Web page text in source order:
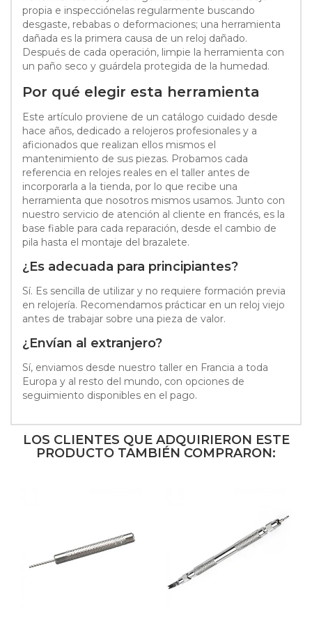
propia e inspecciónelas regularmente buscando
desgaste, rebabas o deformaciones; una herramienta
dañada es la primera causa de un reloj dañado.
Después de cada operación, limpie la herramienta con
un paño seco y guárdela protegida de la humedad.
Por qué elegir esta herramienta
Este artículo proviene de un catálogo cuidado desde
hace años, dedicado a relojeros profesionales y a
aficionados que realizan ellos mismos el
mantenimiento de sus piezas. Probamos cada
referencia en relojes reales en el taller antes de
incorporarla a la tienda, por lo que recibe una
herramienta que nosotros mismos usamos. Junto con
nuestro servicio de atención al cliente en francés, es la
base fiable para cada reparación, desde el cambio de
pila hasta el montaje del brazalete.
¿Es adecuada para principiantes?
Sí. Es sencilla de utilizar y no requiere formación previa
en relojería. Recomendamos prácticar en un reloj viejo
antes de trabajar sobre una pieza de valor.
¿Envían al extranjero?
Sí, enviamos desde nuestro taller en Francia a toda
Europa y al resto del mundo, con opciones de
seguimiento disponibles en el pago.
LOS CLIENTES QUE ADQUIRIERON ESTE
PRODUCTO TAMBIÉN COMPRARON: